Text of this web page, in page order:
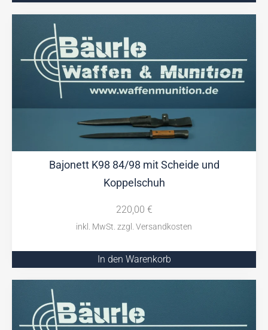
Bajonett K98 84/98 mit Scheide und
Koppelschuh
220,00 €
In den Warenkorb